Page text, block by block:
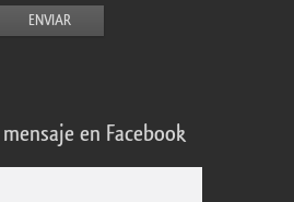
en Facebook